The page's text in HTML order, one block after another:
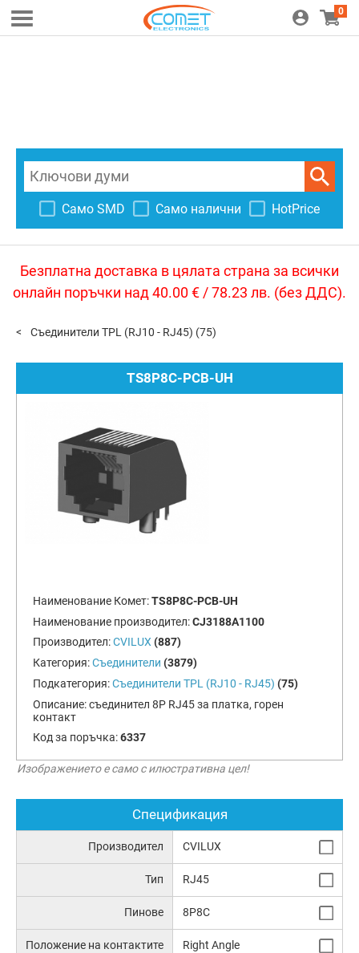
0
Само SMD Само налични HotPrice
Безплатна доставка в цялата страна за всички
онлайн поръчки над 40.00 € / 78.23 лв. (без ДДС).
Съединители TPL (RJ10 - RJ45) (75)
TS8P8C-PCB-UH
Наименование Комет:TS8P8C-PCB-UH
Наименование производител:CJ3188A1100
Производител:CVILUX (887)
Категория:Съединители (3879)
Подкатегория:Съединители TPL (RJ10 - RJ45) (75)
Описание:съединител 8P RJ45 за платка, горен
контакт
Код за поръчка:6337
Изображението е само с илюстративна цел!
Спецификация
Производител CVILUX
Тип RJ45
Пинове 8P8C
Положение на контактите Right Angle